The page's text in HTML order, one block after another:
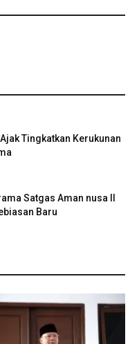
Thohir
Tingkatkan Kerukunan
Satgas Aman nusa II
Baru